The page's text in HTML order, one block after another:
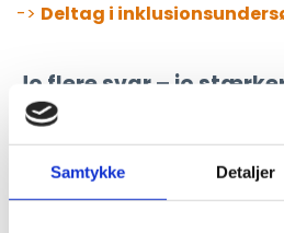
Samtykke Detaljer
-> Deltag i
Jo flere svar – jo
gennemslagskraft
opfordrer vi dig til både at
dele den med andre